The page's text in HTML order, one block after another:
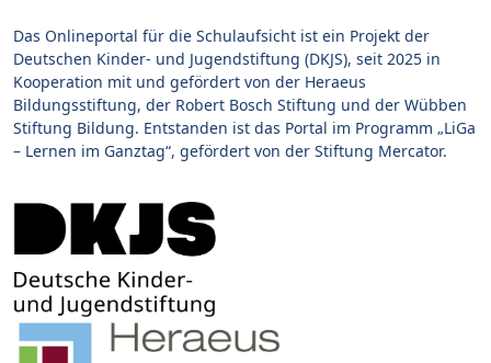
Das Onlineportal für die Schulaufsicht ist ein Projekt der
Deutschen Kinder- und Jugendstiftung (DKJS), seit 2025 in
Kooperation mit und gefördert von der Heraeus
Bildungsstiftung, der Robert Bosch Stiftung und der Wübben
Stiftung Bildung. Entstanden ist das Portal im Programm „LiGa
– Lernen im Ganztag“, gefördert von der Stiftung Mercator.